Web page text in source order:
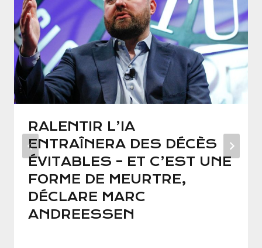
RALENTIR L’IA
ENTRAÎNERA DES DÉCÈS
ÉVITABLES – ET C’EST UNE
FORME DE MEURTRE,
DÉCLARE MARC
ANDREESSEN